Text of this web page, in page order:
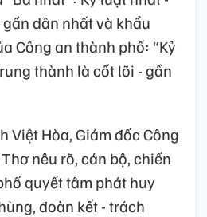
dân nhất và khẩu
Công an thành phố: “Kỷ
thành là cốt lõi - gần
Việt Hòa, Giám đốc Công
nêu rõ, cán bộ, chiến
quyết tâm phát huy
đoàn kết - trách